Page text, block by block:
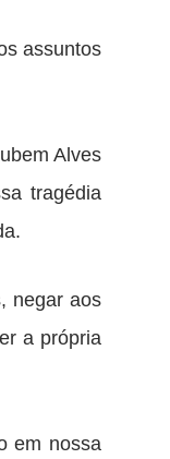
assuntos
Alves
tragédia
negar aos
a própria
em nossa